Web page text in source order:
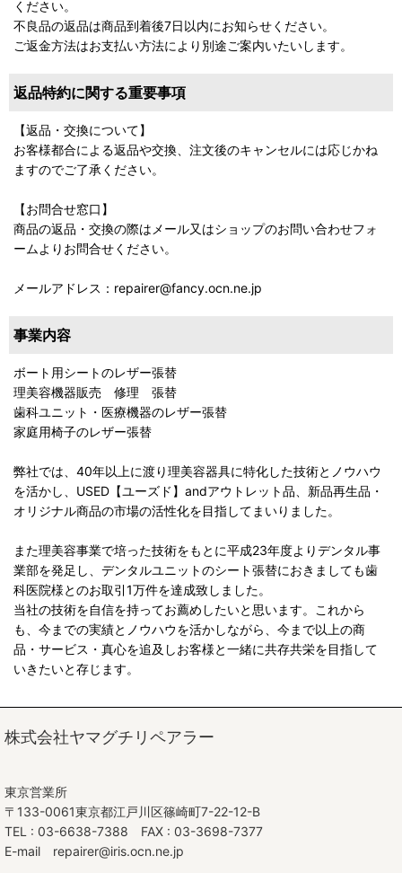
ください。
不良品の返品は商品到着後7日以内にお知らせください。
ご返金方法はお支払い方法により別途ご案内いたいします。
返品特約に関する重要事項
【返品・交換について】
お客様都合による返品や交換、注文後のキャンセルには応じかね
ますのでご了承ください。
【お問合せ窓口】
商品の返品・交換の際はメール又はショップのお問い合わせフォ
ームよりお問合せください。
メールアドレス：repairer@fancy.ocn.ne.jp
事業内容
ボート用シートのレザー張替
理美容機器販売 修理 張替
歯科ユニット・医療機器のレザー張替
家庭用椅子のレザー張替
弊社では、40年以上に渡り理美容器具に特化した技術とノウハウ
を活かし、USED【ユーズド】andアウトレット品、新品再生品・
オリジナル商品の市場の活性化を目指してまいりました。
また理美容事業で培った技術をもとに平成23年度よりデンタル事
業部を発足し、デンタルユニットのシート張替におきましても歯
科医院様とのお取引1万件を達成致しました。
当社の技術を自信を持ってお薦めしたいと思います。これから
も、今までの実績とノウハウを活かしながら、今まで以上の商
品・サービス・真心を追及しお客様と一緒に共存共栄を目指して
いきたいと存じます。
株式会社ヤマグチリペアラー
東京営業所
〒133-0061東京都江戸川区篠崎町7-22-12-B
TEL : 03-6638-7388 FAX : 03-3698-7377
E-mail repairer@iris.ocn.ne.jp